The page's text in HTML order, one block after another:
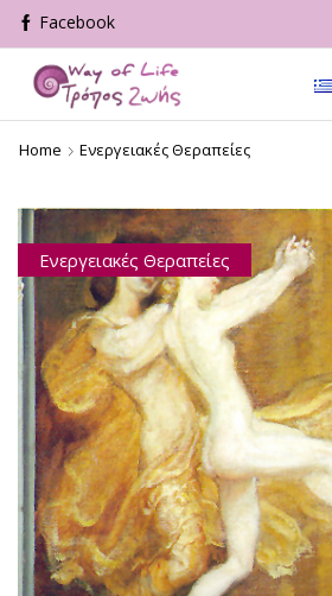
Home Ενεργειακές Θεραπείες
Ενεργειακές Θεραπείες